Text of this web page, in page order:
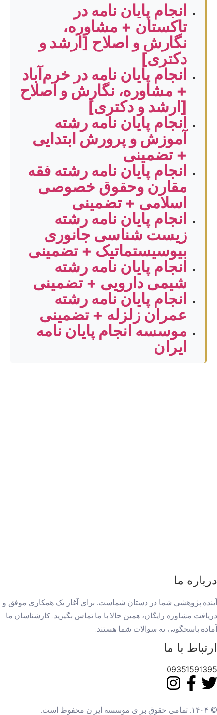
انجام پایان نامه در
تاکستان + مشاوره،
نگارش و اصلاح [ارشد و
دکتری]
انجام پایان نامه در خرم‌آباد
+ مشاوره، نگارش و اصلاح
[ارشد و دکتری]
انجام پایان نامه رشته
آموزش و پرورش ابتدایی
+ تضمینی
انجام پایان نامه رشته فقه
مقارن وحقوق خصوصی
اسلامی + تضمینی
انجام پایان نامه رشته
زیست شناسی جانوری
بیوسیستماتیک + تضمینی
انجام پایان نامه رشته
شیمی دارویی + تضمینی
انجام پایان نامه رشته
عمران زلزله + تضمینی
موسسه انجام پایان نامه
ایران
درباره ما
آینده پژوهشی شما در دستان شماست. برای آغاز یک همکاری موفق و
دریافت مشاوره رایگان، همین حالا با ما تماس بگیرید. کارشناسان ما
آماده پاسخگویی به سوالات شما هستند.
ارتباط با ما
09351591395
© ۱۴۰۴. تمامی حقوق برای موسسه ایران محفوظ است.